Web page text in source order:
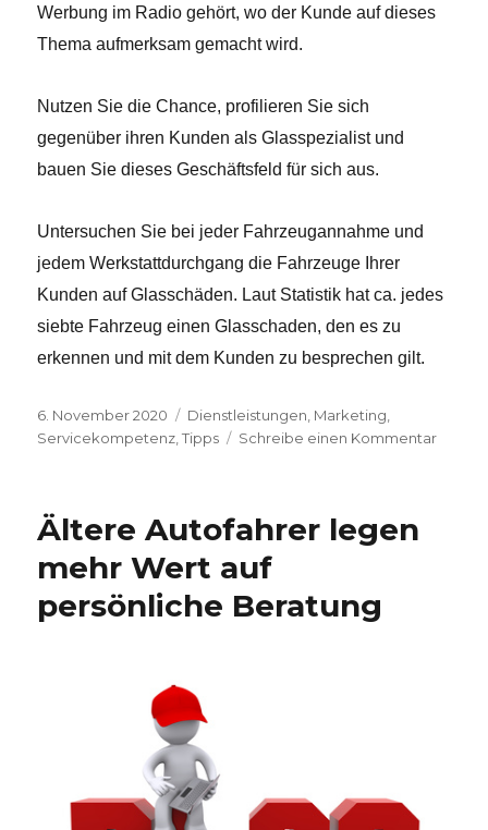
Werbung im Radio gehört, wo der Kunde auf dieses
Thema aufmerksam gemacht wird.
Nutzen Sie die Chance, profilieren Sie sich
gegenüber ihren Kunden als Glasspezialist und
bauen Sie dieses Geschäftsfeld für sich aus.
Untersuchen Sie bei jeder Fahrzeugannahme und
jedem Werkstattdurchgang die Fahrzeuge Ihrer
Kunden auf Glasschäden. Laut Statistik hat ca. jedes
siebte Fahrzeug einen Glasschaden, den es zu
erkennen und mit dem Kunden zu besprechen gilt.
Veröffentlicht
am
6. November 2020 Kategorien
Dienstleistungen, Marketing,
Servicekompetenz,Tipps Schreibe einen Kommentar
Ältere Autofahrer legen
mehr Wert auf
persönliche Beratung